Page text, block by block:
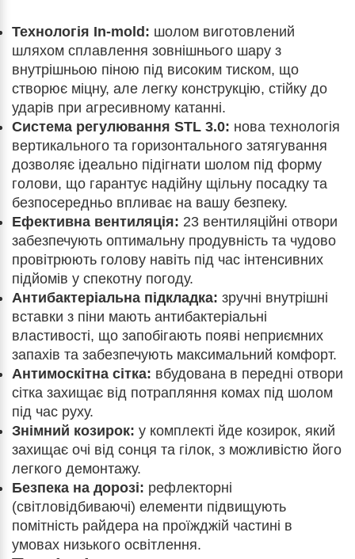
Технологія In-mold: шолом виготовлений
шляхом сплавлення зовнішнього шару з
внутрішньою піною під високим тиском, що
створює міцну, але легку конструкцію, стійку до
ударів при агресивному катанні.
Система регулювання STL 3.0: нова технологія
вертикального та горизонтального затягування
дозволяє ідеально підігнати шолом під форму
голови, що гарантує надійну щільну посадку та
безпосередньо впливає на вашу безпеку.
Ефективна вентиляція: 23 вентиляційні отвори
забезпечують оптимальну продувність та чудово
провітрюють голову навіть під час інтенсивних
підйомів у спекотну погоду.
Антибактеріальна підкладка: зручні внутрішні
вставки з піни мають антибактеріальні
властивості, що запобігають появі неприємних
запахів та забезпечують максимальний комфорт.
Антимоскітна сітка: вбудована в передні отвори
сітка захищає від потрапляння комах під шолом
під час руху.
Знімний козирок: у комплекті йде козирок, який
захищає очі від сонця та гілок, з можливістю його
легкого демонтажу.
Безпека на дорозі: рефлекторні
(світловідбиваючі) елементи підвищують
помітність райдера на проїжджій частині в
умовах низького освітлення.